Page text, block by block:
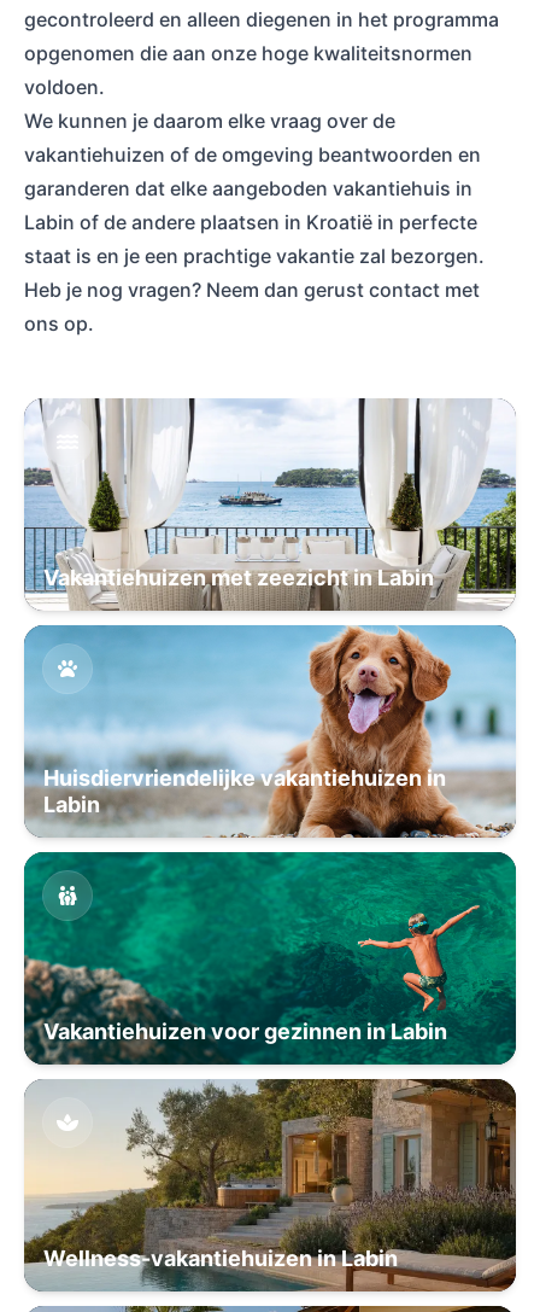
gecontroleerd en alleen diegenen in het programma
opgenomen die aan onze hoge kwaliteitsnormen
voldoen.
We kunnen je daarom elke vraag over de
vakantiehuizen of de omgeving beantwoorden en
garanderen dat elke aangeboden vakantiehuis in
Labin of de andere plaatsen in Kroatië in perfecte
staat is en je een prachtige vakantie zal bezorgen.
Heb je nog vragen? Neem dan gerust contact met
ons op.
Vakantiehuizen met zeezicht in Labin
Huisdiervriendelijke vakantiehuizen in
Labin
Vakantiehuizen voor gezinnen in Labin
Wellness-vakantiehuizen in Labin